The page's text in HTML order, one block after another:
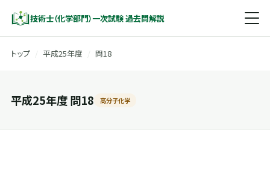
技術士（化学部門）一次試験 過去問解説
トップ 平成25年度 問18
平成25年度 問18 高分子化学